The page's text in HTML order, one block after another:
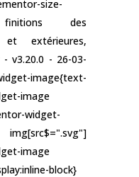
size-
finitions des
et extérieures,
v3.20.0 - 26-03-
image{text-
image
widget-
image
block}